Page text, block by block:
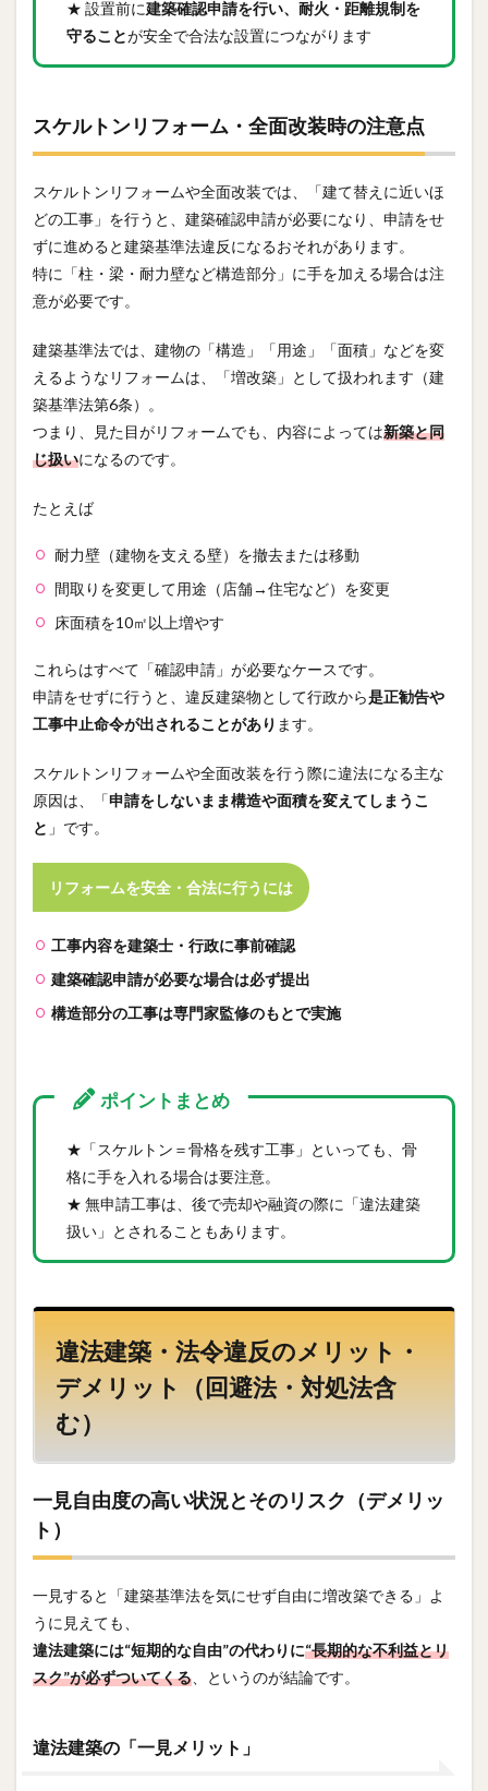
★ 設置前に建築確認申請を行い、耐火・距離規制を
守ることが安全で合法な設置につながります
スケルトンリフォーム・全面改装時の注意点
スケルトンリフォームや全面改装では、「建て替えに近いほ
どの工事」を行うと、建築確認申請が必要になり、申請をせ
ずに進めると建築基準法違反になるおそれがあります。
特に「柱・梁・耐力壁など構造部分」に手を加える場合は注
意が必要です。
建築基準法では、建物の「構造」「用途」「面積」などを変
えるようなリフォームは、「増改築」として扱われます（建
築基準法第6条）。
つまり、見た目がリフォームでも、内容によっては新築と同
じ扱いになるのです。
たとえば
耐力壁（建物を支える壁）を撤去または移動
間取りを変更して用途（店舗→住宅など）を変更
床面積を10㎡以上増やす
これらはすべて「確認申請」が必要なケースです。
申請をせずに行うと、違反建築物として行政から是正勧告や
工事中止命令が出されることがあり ます。
スケルトンリフォームや全面改装を行う際に違法になる主な
原因は、「申請をしないまま構造や面積を変えてしまうこ
と 」です。
リフォームを安全・合法に行うには
工事内容を建築士・行政に事前確認
建築確認申請が必要な場合は必ず提出
構造部分の工事は専門家監修のもとで実施
ポイントまとめ
★「スケルトン＝骨格を残す工事」といっても、骨
格に手を入れる場合は要注意。
★ 無申請工事は、後で売却や融資の際に「違法建築
扱い」とされることもあります。
違法建築・法令違反のメリット・
デメリット（回避法・対処法含
む）
一見自由度の高い状況とそのリスク（デメリッ
ト）
一見すると「建築基準法を気にせず自由に増改築できる」よ
うに見えても、
違法建築には“短期的な自由”の代わりに“長期的な不利益とリ
スク”が必ずついてくる 、というのが結論です。
違法建築の「一見メリット」